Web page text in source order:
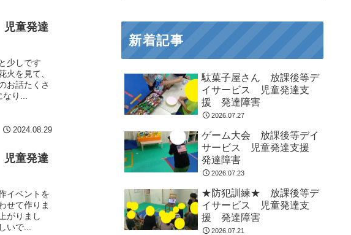
童発達
少しです
火を見て、
お話たくさ
り...
2024.08.29
童発達
イベントを
せて作りま
がりまし
いで...
新着記事
駄菓子屋さん 放課後等デ
イサービス 児童発達支
援 発達障害
2026.07.27
ゲーム大会 放課後等デイ
サービス 児童発達支援
発達障害
2026.07.23
★防犯訓練★ 放課後等デ
イサービス 児童発達支
援 発達障害
2026.07.21